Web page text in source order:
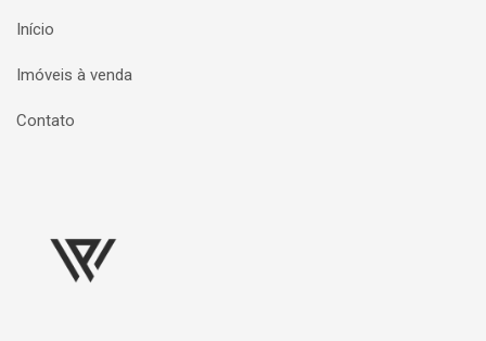
Início
Imóveis à venda
Contato